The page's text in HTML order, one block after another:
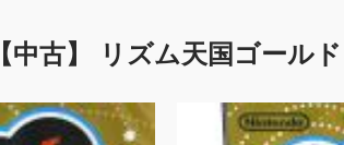
【中古】 リズム天国ゴール